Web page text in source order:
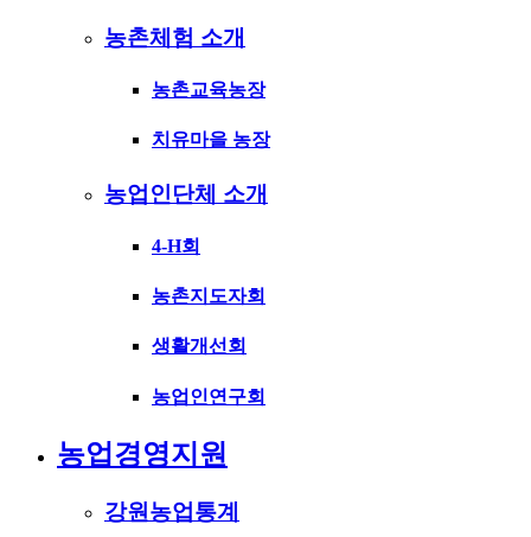
농촌체험 소개
농촌교육농장
치유마을 농장
농업인단체 소개
4-H회
농촌지도자회
생활개선회
농업인연구회
농업경영지원
강원농업통계